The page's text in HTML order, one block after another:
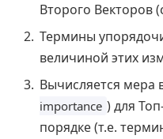
Второго Векторов
Термины
величиной этих
Вычисляется мера
importance ) для
порядке (т.е.